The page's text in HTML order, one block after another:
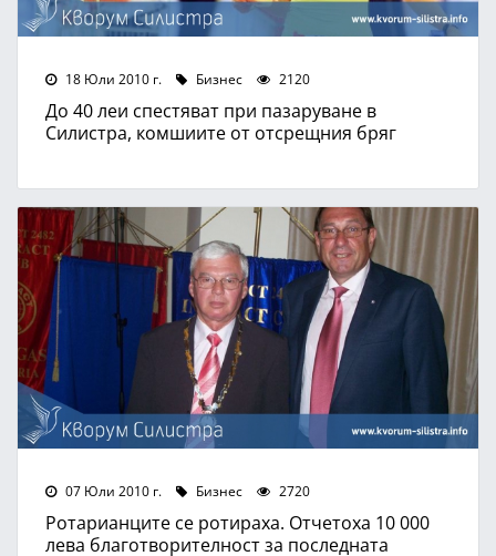
18 Юли 2010 г. Бизнес 2120
До 40 леи спестяват при пазаруване в
Силистра, комшиите от отсрещния бряг
07 Юли 2010 г. Бизнес 2720
Ротарианците се ротираха. Отчетоха 10 000
лева благотворителност за последната